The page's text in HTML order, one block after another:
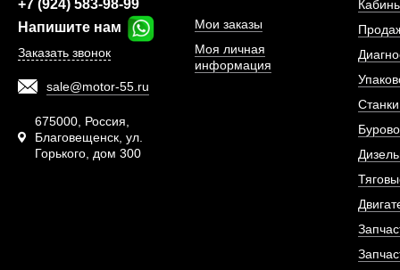
Втулка (40*50*45)
ПОД
+7 (924) 583-98-99
Напишите нам
Заказать звонок
sale@motor-55.ru
675000, Россия,
Благовещенск, ул.
Горького, дом 300
Мои заказы
Моя личная
информация